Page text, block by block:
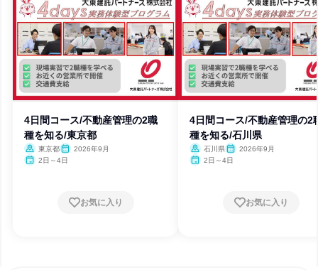
4日間コース/不動産管理の2職
種を知る/東京都
東京都
2026年9月
2日～4日
お気に入り
4日間コース/不動産管理の2
種を知る/石川県
石川県
2026年9月
2日～4日
お気に入り